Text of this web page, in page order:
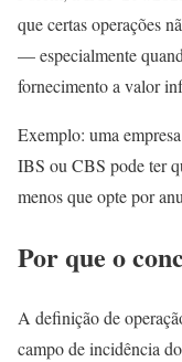
que certas operações
— especialmente
fornecimento a valor
Exemplo: uma
IBS ou CBS pode ter
menos que opte por
Por que o
A definição de
campo de incidência